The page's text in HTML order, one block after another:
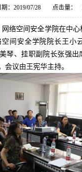
：2019/07/28 点击量：
网络空间安全学院在中
间安全学院院长王小
琴、挂职副院长张强出
会议由王宪华主持。